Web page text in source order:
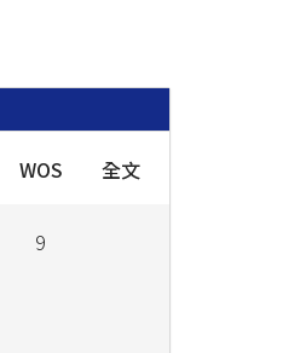
WOS 全文
9